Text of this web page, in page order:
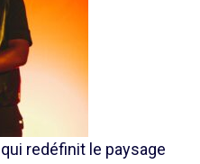
redéfinit le paysage